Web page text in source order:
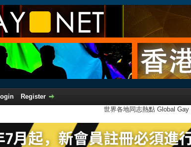
Register
世界各地同志熱點 Global